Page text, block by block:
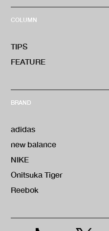
COLUMN
TIPS
FEATURE
BRAND
adidas
new balance
NIKE
Onitsuka Tiger
Reebok